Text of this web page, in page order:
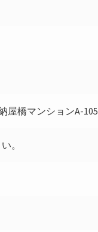
屋橋マンションA-105
。